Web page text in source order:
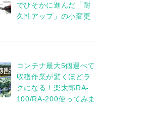
でひそかに進んだ「耐
久性アップ」の小変更
コンテナ最大5個運べて
収穫作業が驚くほどラ
クになる！楽太郎RA-
100/RA-200使ってみま